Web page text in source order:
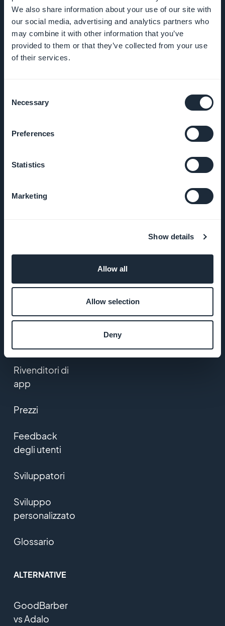
We also share information about your use of our site with
our social media, advertising and analytics partners who
may combine it with other information that you’ve
provided to them or that they’ve collected from your use
of their services.
Selection
Necessary
Preferences
Statistics
Marketing
Show details
Allow all
Allow selection
Deny
Opportunità
di lavoro
Stampa
Politica della
GDPR
Contattaci
PRODOTTO
Creare una
Rivenditori di
app
Prezzi
Feedback
degli utenti
Sviluppatori
Sviluppo
personalizzato
Glossario
ALTERNATIVE
GoodBarber
vs Adalo